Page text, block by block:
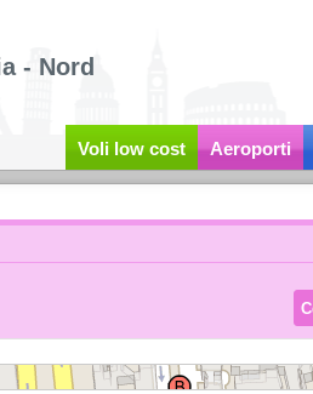
- Nord
Voli low cost Aeroporti